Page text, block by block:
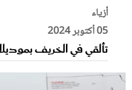
أزياء
05 أكتوبر 2024
تألقي في الخريف